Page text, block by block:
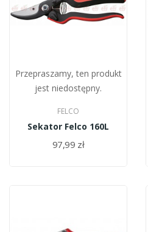
Przepraszamy, ten produkt
jest niedostępny.
FELCO
Sekator Felco 160L
97,99 zł